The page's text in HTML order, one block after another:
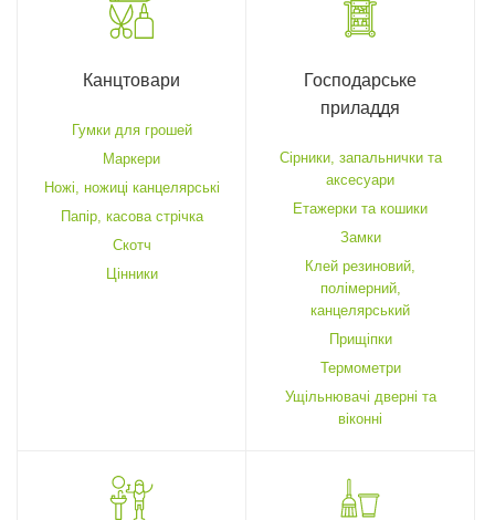
Канцтовари
Гумки для грошей
Маркери
Ножі, ножиці канцелярські
Папір, касова стрічка
Скотч
Цінники
Господарське
приладдя
Cірники, запальнички та
аксесуари
Етажерки та кошики
Замки
Клей резиновий,
полімерний,
канцелярський
Прищіпки
Термометри
Ущільнювачі дверні та
віконні